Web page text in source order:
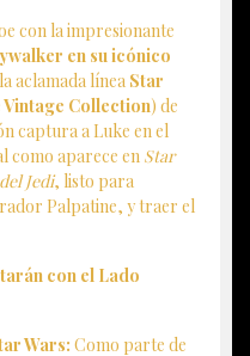
con la impresionante
en su icónico
aclamada línea Star
Vintage Collection) de
captura a Luke en el
como aparece en Star
Jedi, listo para
Palpatine, y traer el
con el Lado
Wars: Como parte de